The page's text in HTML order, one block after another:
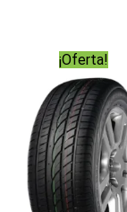
¡Oferta!